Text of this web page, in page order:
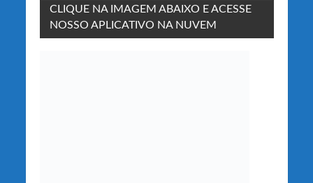
CLIQUE NA IMAGEM ABAIXO E ACESSE
NOSSO APLICATIVO NA NUVEM